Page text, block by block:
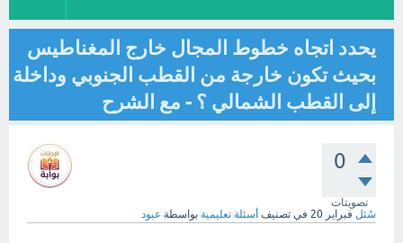
يحدد اتجاه خطوط المجال خارج المغناطيس
بحيث تكون خارجة من القطب الجنوبي وداخلة
إلى القطب الشمالي ؟ - مع الشرح
0
تصويتات
سُئل فبراير 20 في تصنيف أسئلة تعليمية بواسطة عبود